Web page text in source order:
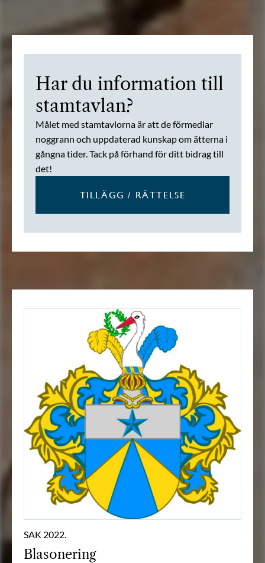
Har du information till
stamtavlan?
Målet med stamtavlorna är att de förmedlar
noggrann och uppdaterad kunskap om ätterna i
gångna tider. Tack på förhand för ditt bidrag till
det!
TILLÄGG / RÄTTELSE
SAK 2022.
Blasonering